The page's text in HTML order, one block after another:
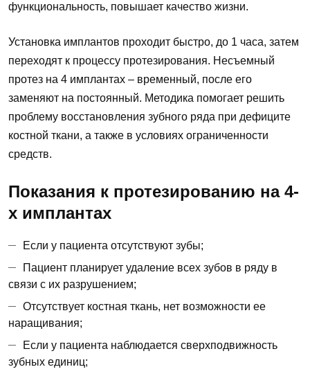
функциональность, повышает качество жизни.
Установка имплантов проходит быстро, до 1 часа, затем
переходят к процессу протезирования. Несъемный
протез на 4 имплантах – временный, после его
заменяют на постоянный. Методика помогает решить
проблему восстановления зубного ряда при дефиците
костной ткани, а также в условиях ограниченности
средств.
Показания к протезированию на 4-
х имплантах
Если у пациента отсутствуют зубы;
Пациент планирует удаление всех зубов в ряду в
связи с их разрушением;
Отсутствует костная ткань, нет возможности ее
наращивания;
Если у пациента наблюдается сверхподвижность
зубных единиц;